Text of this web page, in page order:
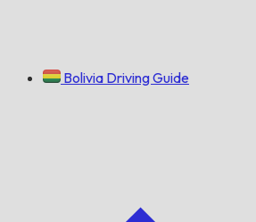
Bolivia Driving Guide